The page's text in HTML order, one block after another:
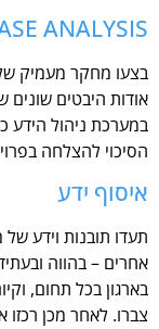
ANALYSIS
בצעו מחקר מעמיק של
אודות היבטים שונים
במערכת ניהול הידע
הסיכוי להצלחה
איסוף ידע
תעדו תובנות וידע
אחרים – בהווה
בארגון בכל תחום,
צברו. לאחר מכן רכזו